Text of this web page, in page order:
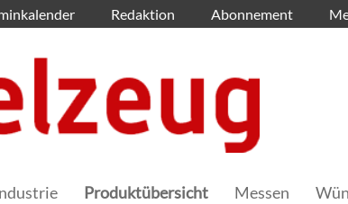
Redaktion Abonnement
Produktübersicht Messen